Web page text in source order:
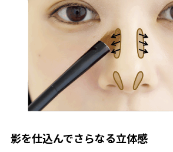
影を仕込んでさらなる立体感